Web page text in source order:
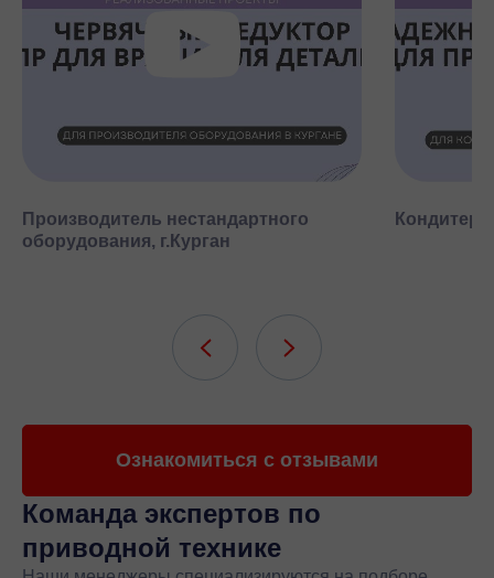
Производитель нестандартного
оборудования, г.Курган
Ознакомиться с отзывами
Команда экспертов по
приводной технике